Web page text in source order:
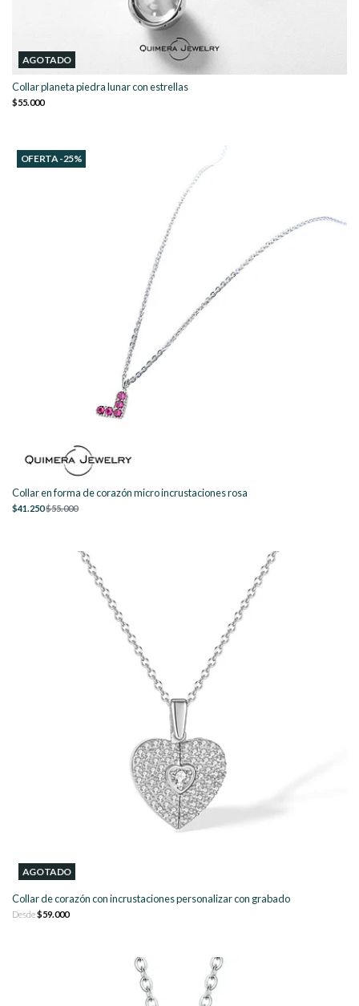
AGOTADO
Collar planeta piedra lunar con estrellas
$55.000
OFERTA -25%
Collar en forma de corazón micro incrustaciones rosa
$41.250$55.000
AGOTADO
Collar de corazón con incrustaciones personalizar con grabado
Desde$59.000